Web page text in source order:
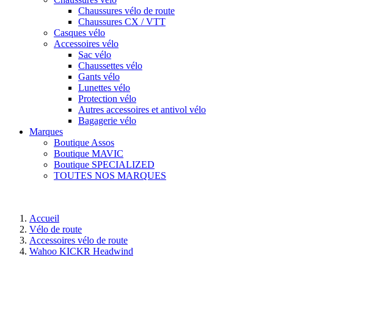
Chaussures vélo de route
Chaussures CX / VTT
Casques vélo
Accessoires vélo
Sac vélo
Chaussettes vélo
Gants vélo
Lunettes vélo
Protection vélo
Autres accessoires et antivol vélo
Bagagerie vélo
Marques
Boutique Assos
Boutique MAVIC
Boutique SPECIALIZED
TOUTES NOS MARQUES
Accueil
Vélo de route
Accessoires vélo de route
Wahoo KICKR Headwind